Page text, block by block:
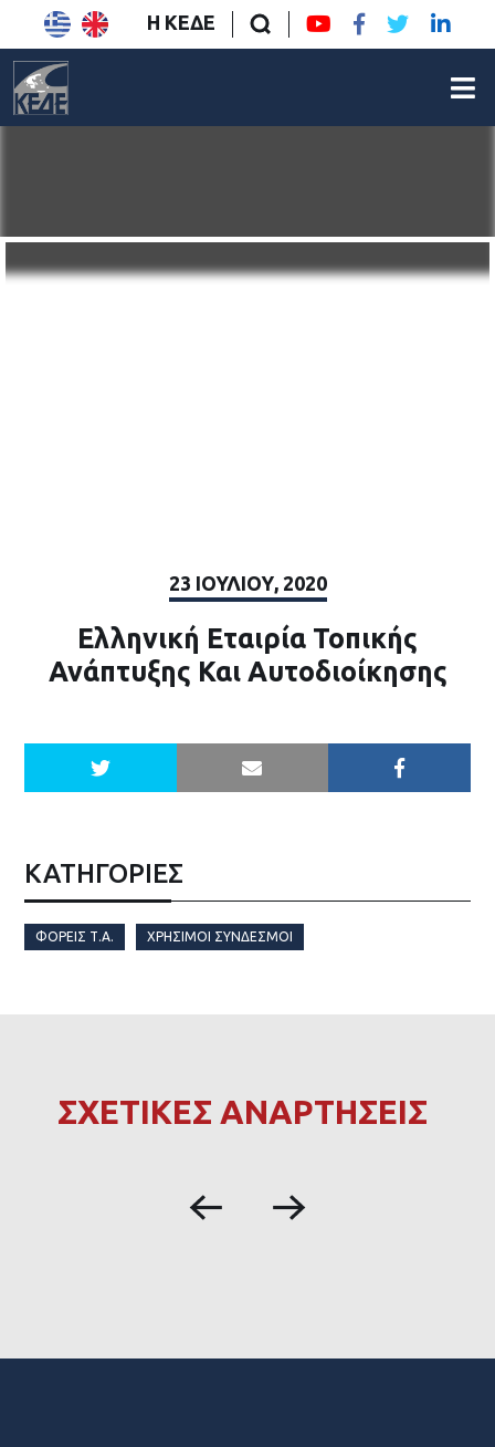
Η ΚΕΔΕ
23 ΙΟΥΛΊΟΥ, 2020
Ελληνική Εταιρία Τοπικής
Ανάπτυξης Και Αυτοδιοίκησης
ΚΑΤΗΓΟΡΙΕΣ
ΦΟΡΕΊΣ Τ.Α. ΧΡΉΣΙΜΟΙ ΣΎΝΔΕΣΜΟΙ
ΣΧΕΤΙΚΕΣ ΑΝΑΡΤΗΣΕΙΣ